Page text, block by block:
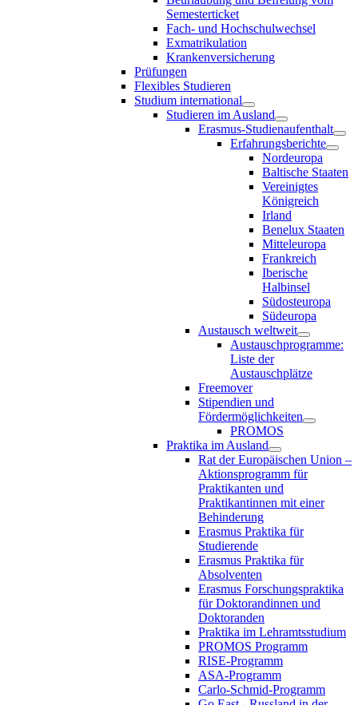
Semesterticket
Fach- und Hochschulwechsel
Exmatrikulation
Krankenversicherung
Prüfungen
Flexibles Studieren
Studium international
Studieren im Ausland
Erasmus-Studienaufenthalt
Erfahrungsberichte
Nordeuropa
Baltische Staaten
Vereinigtes
Königreich
Irland
Benelux Staaten
Mitteleuropa
Frankreich
Iberische
Halbinsel
Südosteuropa
Südeuropa
Austausch weltweit
Austauschprogramme:
Liste der
Austauschplätze
Freemover
Stipendien und
Fördermöglichkeiten
PROMOS
Praktika im Ausland
Rat der Europäischen Union –
Aktionsprogramm für
Praktikanten und
Praktikantinnen mit einer
Behinderung
Erasmus Praktika für
Studierende
Erasmus Praktika für
Absolventen
Erasmus Forschungspraktika
für Doktorandinnen und
Doktoranden
Praktika im Lehramtsstudium
PROMOS Programm
RISE-Programm
ASA-Programm
Carlo-Schmid-Programm